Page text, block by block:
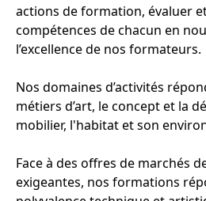
actions de formation, évaluer
compétences de chacun en
l’excellence de nos formateurs.
Nos domaines d’activités
métiers d’art, le concept et la
mobilier, l'habitat et son
Face à des offres de marchés
exigeantes, nos formations